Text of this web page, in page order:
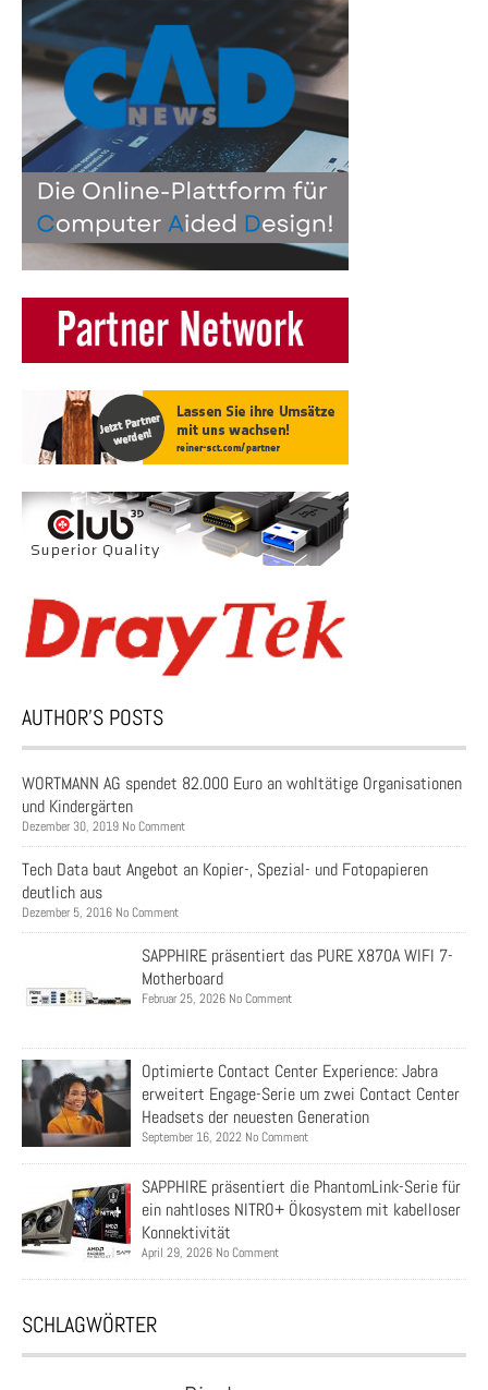
AUTHOR’S POSTS
WORTMANN AG spendet 82.000 Euro an wohltätige Organisationen
und Kindergärten
Dezember 30, 2019 No Comment
Tech Data baut Angebot an Kopier-, Spezial- und Fotopapieren
deutlich aus
Dezember 5, 2016 No Comment
SAPPHIRE präsentiert das PURE X870A WIFI 7-
Motherboard
Februar 25, 2026 No Comment
Optimierte Contact Center Experience: Jabra
erweitert Engage-Serie um zwei Contact Center
Headsets der neuesten Generation
September 16, 2022 No Comment
SAPPHIRE präsentiert die PhantomLink-Serie für
ein nahtloses NITRO+ Ökosystem mit kabelloser
Konnektivität
April 29, 2026 No Comment
SCHLAGWÖRTER